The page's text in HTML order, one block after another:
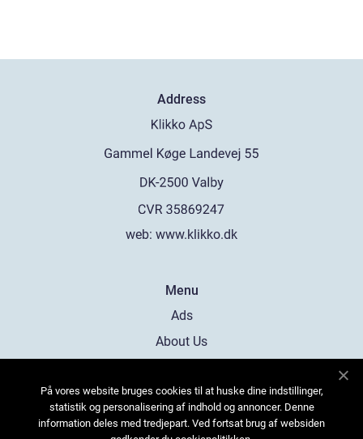
Address
web: www.klikko.dk
Menu
Ads
About Us
Contact
Sitemap
På vores website bruges cookies til at huske dine indstillinger,
statistik og personalisering af indhold og annoncer. Denne
information deles med tredjepart. Ved fortsat brug af websiden